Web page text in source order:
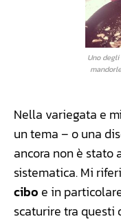
Uno
Nella variegata e
un tema – o una
ancora non è stato
sistematica. Mi
cibo e in
scaturire tra questi